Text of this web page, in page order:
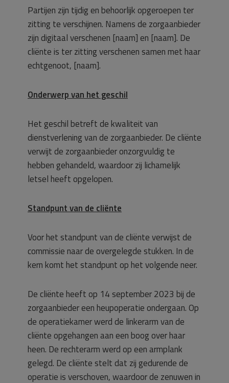
Partijen zijn tijdig en behoorlijk opgeroepen ter
zitting te verschijnen. Namens de zorgaanbieder
zijn digitaal verschenen [naam] en [naam]. De
cliënte is ter zitting verschenen samen met haar
echtgenoot, [naam].
Onderwerp van het geschil
Het geschil betreft de kwaliteit van
dienstverlening van de zorgaanbieder. De cliënte
verwijt de zorgaanbieder onzorgvuldig te
hebben gehandeld, waardoor zij lichamelijk
letsel heeft opgelopen.
Standpunt van de cliënte
Voor het standpunt van de cliënte verwijst de
commissie naar de overgelegde stukken. In de
kern komt het standpunt op het volgende neer.
De cliënte heeft op 14 september 2023 bij de
zorgaanbieder een heupoperatie ondergaan. Op
de operatiekamer werd de linkerarm van de
cliënte opgehangen aan een boog over haar
heen. De rechterarm werd op een armplank
gelegd. De cliënte stelt dat zij gedurende de
operatie is verschoven, waardoor de zenuwen in